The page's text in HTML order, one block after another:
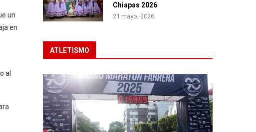
un
en
al
Chiapas 2026
21 mayo, 2026
ATLETISMO